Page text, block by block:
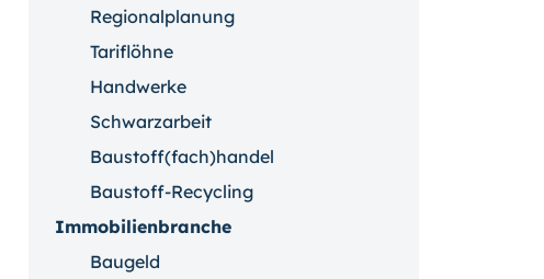
Regionalplanung
Tariflöhne
Handwerke
Schwarzarbeit
Baustoff(fach)handel
Baustoff-Recycling
Immobilienbranche
Baugeld